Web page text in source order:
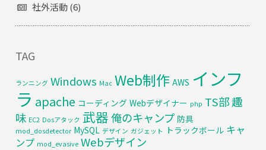
社外活動 (6)
TAG
ランニング Windows Mac Web制作 AWS インフ
ラ apache コーディング Webデザイナー php TS部趣
味 EC2 Dosアタック 武器俺のキャンプ 防具
mod_dosdetector MySQL デザイン ガジェット トラックボール キャ
ンプ mod_evasive Webデザイン